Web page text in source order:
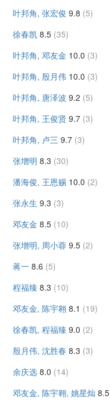
叶邦角, 张宏俊 9.8 (5)
徐春凯 8.5 (35)
叶邦角, 邓友金 10.0 (3)
叶邦角, 殷月伟 10.0 (3)
叶邦角, 唐泽波 9.2 (5)
叶邦角, 王俊贤 9.7 (3)
叶邦角, 卢三 9.7 (3)
张增明 8.3 (30)
潘海俊, 王恩赐 10.0 (2)
张永生 9.3 (3)
邓友金 8.5 (10)
张增明, 周小蓉 9.5 (2)
蒋一 8.6 (5)
程福臻 8.3 (10)
邓友金, 陈宇翱 8.1 (19)
徐春凯, 程福臻 9.0 (2)
殷月伟, 沈胜春 8.3 (3)
余庆选 8.0 (14)
邓友金, 陈宇翱, 姚星灿 8.5